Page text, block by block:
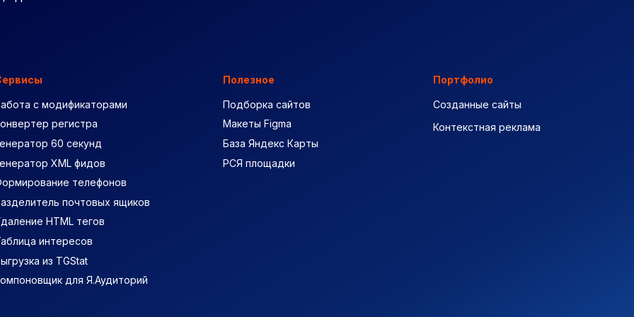
с модификаторами
регистра
60 секунд
XML фидов
телефонов
почтовых ящиков
HTML тегов
интересов
из TGStat
для Я.Аудиторий
Полезное
Подборка сайтов
Макеты Figma
База Яндекс Карты
РСЯ площадки
Портфолио
Созданные сайты
Контекстная реклама